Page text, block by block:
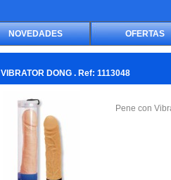
NOVEDADES OFERTAS
VIBRATOR DONG . Ref: 1113048
Pene con